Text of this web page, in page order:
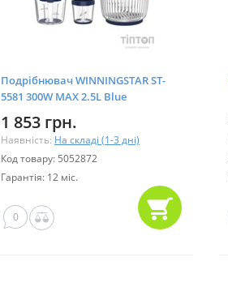
Подрібнювач WINNINGSTAR ST-
5581 300W MAX 2.5L Blue
1 853 грн.
Наявність: На складі (1-3 дні)
Код товару: 5052872
Гарантія: 12 міс.
0